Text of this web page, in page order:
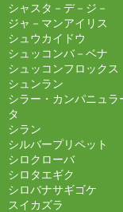
シャスタ－デ－ジ－
ジャ－マンアイリス
シュウカイドウ
シュッコンバ－ベナ
シュッコンフロックス
シュンラン
シラー・カンパニュラ
タ
シラン
シルバープリペット
シロクローバ
シロタエギク
シロバナサギゴケ
スイカズラ